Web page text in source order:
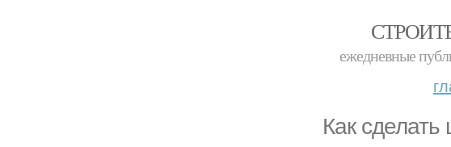
ежедневные
Как